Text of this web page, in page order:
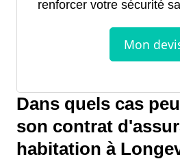
renforcer votre sécurité
Dans quels cas
son contrat
habitation à